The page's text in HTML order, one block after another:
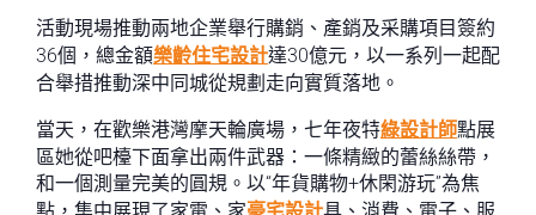
活動現場推動兩地企業舉行購銷、產銷及采購項目簽約
36個，總金額樂齡住宅設計達30億元，以一系列一起配
合舉措推動深中同城從規劃走向實質落地。
當天，在歡樂港灣摩天輪廣場，七年夜特綠設計師點展
區她從吧檯下面拿出兩件武器：一條精緻的蕾絲絲帶，
和一個測量完美的圓規。以“年貨購物+休閑游玩”為焦